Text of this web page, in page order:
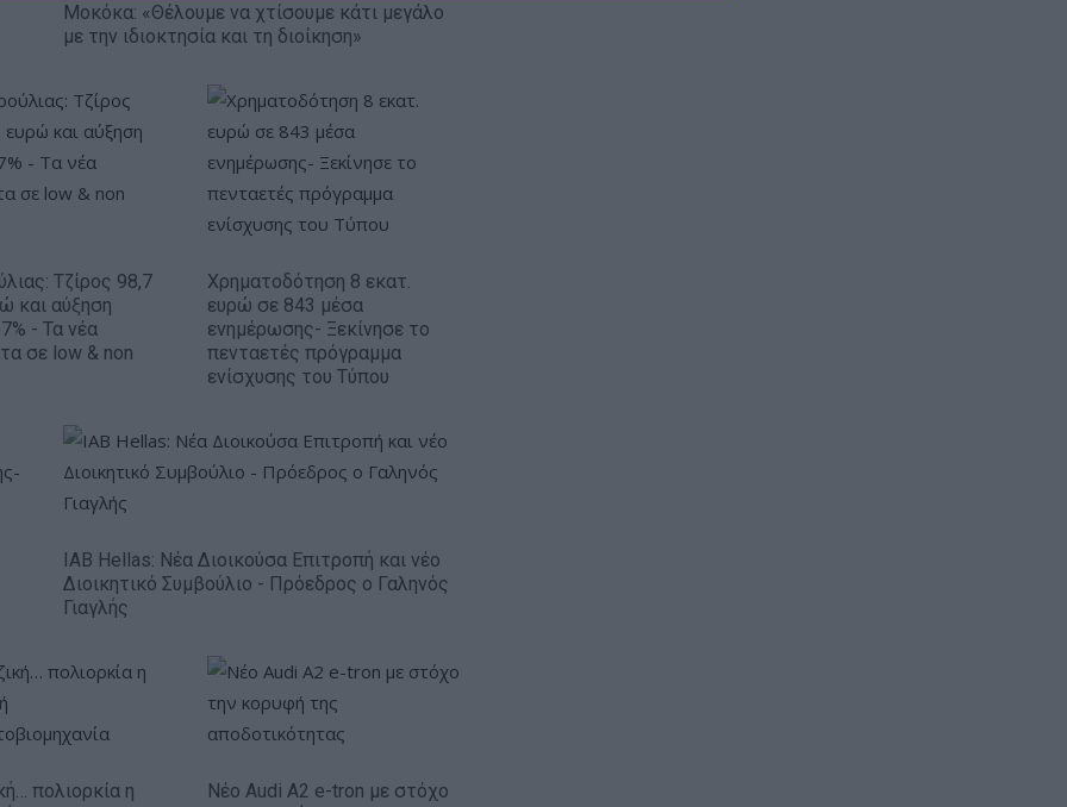
Μοκόκα: «Θέλουμε να χτίσουμε κάτι μεγάλο
με την ιδιοκτησία και τη διοίκηση»
Τζίρος 98,7
και αύξηση
- Τα νέα
σε low & non
Χρηματοδότηση 8 εκατ.
ευρώ σε 843 μέσα
ενημέρωσης- Ξεκίνησε το
πενταετές πρόγραμμα
ενίσχυσης του Τύπου
IAB Hellas: Νέα Διοικούσα Επιτροπή και νέο
Διοικητικό Συμβούλιο - Πρόεδρος ο Γαληνός
Γιαγλής
πολιορκία η
Νέο Audi A2 e-tron με στόχο